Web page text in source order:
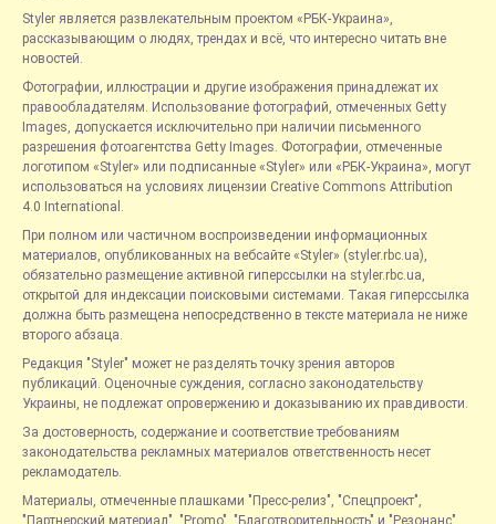
Styler является развлекательным проектом «РБК-Украина»,
рассказывающим о людях, трендах и всё, что интересно читать вне
новостей.
Фотографии, иллюстрации и другие изображения принадлежат их
правообладателям. Использование фотографий, отмеченных Getty
Images, допускается исключительно при наличии письменного
разрешения фотоагентства Getty Images. Фотографии, отмеченные
логотипом «Styler» или подписанные «Styler» или «РБК-Украина», могут
использоваться на условиях лицензии Creative Commons Attribution
4.0 International.
При полном или частичном воспроизведении информационных
материалов, опубликованных на вебсайте «Styler» (styler.rbc.ua),
обязательно размещение активной гиперссылки на styler.rbc.ua,
открытой для индексации поисковыми системами. Такая гиперссылка
должна быть размещена непосредственно в тексте материала не ниже
второго абзаца.
Редакция "Styler" может не разделять точку зрения авторов
публикаций. Оценочные суждения, согласно законодательству
Украины, не подлежат опровержению и доказыванию их правдивости.
За достоверность, содержание и соответствие требованиям
законодательства рекламных материалов ответственность несет
рекламодатель.
Материалы, отмеченные плашками "Пресс-релиз", "Спецпроект",